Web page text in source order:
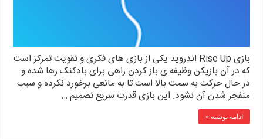
بازی Rise Up اندروید یکی از بازی های فکری و تقویت تمرکز است
که در آن بازیکن وظیفه ی باز کردن راهی برای بادکنک رها شده و
در حال حرکت به سمت بالا است تا به مانعی برخورد نکرده و سبب
منفجر شدن آن نشود. این بازی قدرت سریع تصمیم …
ادامه نوشته »